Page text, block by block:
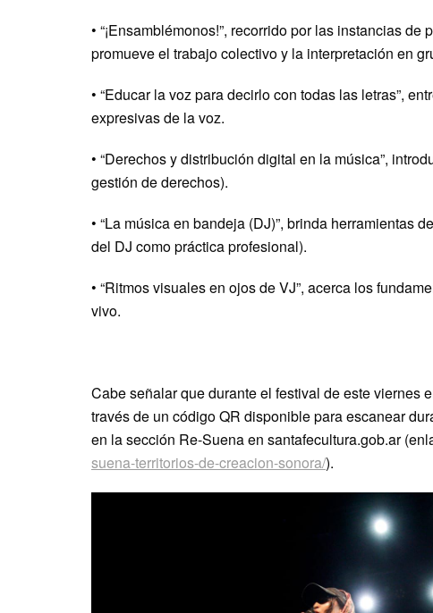
•⁠ ⁠“¡Ensamblémonos!”, recorrido por las instancias
promueve el trabajo colectivo y la interpretación en
•⁠ ⁠“Educar la voz para decirlo con todas las letras”,
expresivas de la voz.
•⁠ ⁠“Derechos y distribución digital en la música”,
gestión de derechos).
•⁠ ⁠“La música en bandeja (DJ)”, brinda herramientas
del DJ como práctica profesional).
•⁠ ⁠“Ritmos visuales en ojos de VJ”, acerca los
vivo.
Cabe señalar que durante el festival de este viernes
través de un código QR disponible para escanear
en la sección Re-Suena en santafecultura.gob.ar
suena-territorios-de-creacion-sonora/).